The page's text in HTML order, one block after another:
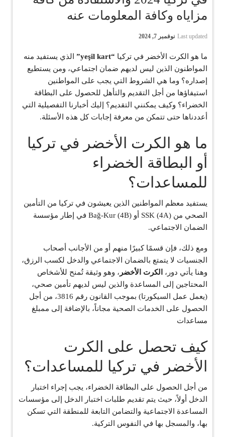
مزاياه وكافة المعلومات عنه
Last updated نوفمبر 7, 2024
ما هو الكرت الأخضر في تركيا “yeşil kart”
الذي يستفيد منه
المواطنون الذين ليس لديهم ضمان اجتماعي، ومن يستطيع
إصداره؟ وما هي الشروط التي يجب على المواطنين
استيفاؤها من أجل التقديم والتأهل للحصول على البطاقة
الخضراء؟ وكيف يمكنني التقديم؟ إليك أخبارنا التفصيلية التي
أعددناها حتى تتمكن من معرفة إجابات كل هذه الأسئلة.
ما هو الكرت الأخضر في تركيا
أو البطاقة الخضراء
للمساعدات؟
يستفيد معظم المواطنين الذين يعيشون في تركيا من التأمين
الصحي من SSK (4A) أو Bağ-Kur (4B) في إطار مؤسسة
الضمان الاجتماعي.
ومع ذلك، فإن قسمًا كبيرًا منهم أو من الأجانب أصحاب
الجنسيات لا يتمتع بالضمان الاجتماعي والدخل لكسب الرزق،
وهنا يأتي دور،
الكرت الأخضر ، وهو وثيقة تُمنح للأشخاص
المحتاجين إلى المساعدة والذين ليس لديهم تأمين صحي،
(يعمل عمل السيكورتا) بموجب القانون رقم 3816، من أجل
الحصول على الخدمات الصحية مجاناً، بالإضافة إلى ممبلغ
مساعدات
كيف تحصل على الكرت
الأخضر في تركيا للمساعدات؟
من أجل الحصول على البطاقة الخضراء، يجب إجراء اختبار
الدخل أولاً، حيث يتم تقديم طلبات اختبار الدخل إلى مؤسسات
المساعدة الاجتماعية والتضامن التابعة للمنطقة التي تسكن
بها، والمسجل بها في النفوس التركية.